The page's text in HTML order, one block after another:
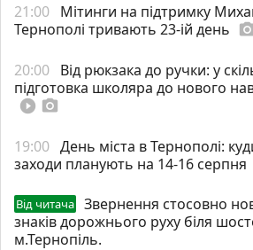
21:00 Мітинги на підтримку
Тернополі тривають 23-ій день
20:00 Від рюкзака до ручки: у
підготовка школяра до нового
play_circle_filled photo_camera
19:00 День міста в Тернополі:
заходи планують на 14-16 серпня
Від читача
Звернення стосовно
знаків дорожнього руху біля
м.Тернопіль.